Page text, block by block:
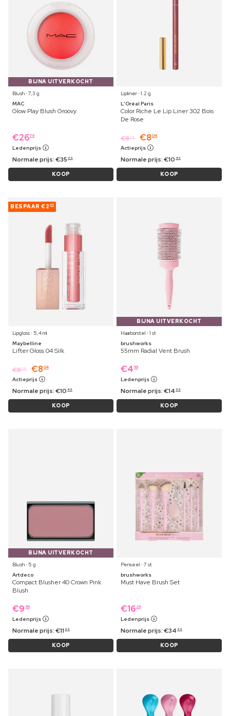
BIJNA UITVERKOCHT
Blush ⋅ 7,3 g
MAC
Glow Play Blush Groovy
€2679
Ledenprijs
Normale prijs:€35 99
KOOP
Lipliner ⋅ 1.2 g
L'Oréal Paris
Color Riche Le Lip Liner 302 Bois
De Rose
€829 €8 04
Actieprijs
Normale prijs:€10 49
KOOP
BESPAAR €2 45
Lipgloss ⋅ 5,4 ml
Maybelline
Lifter Gloss 04 Silk
€829 €8 04
Actieprijs
Normale prijs:€10 49
KOOP
BIJNA UITVERKOCHT
Haarborstel ⋅ 1 st
brushworks
55mm Radial Vent Brush
€4 99
Ledenprijs
Normale prijs:€14 99
KOOP
BIJNA UITVERKOCHT
Blush ⋅ 5 g
Artdeco
Compact Blusher 40 Crown Pink
Blush
€9 59
Ledenprijs
Normale prijs:€11 99
KOOP
Penseel ⋅ 7 st
brushworks
Must Have Brush Set
€16 29
Ledenprijs
Normale prijs:€34 99
KOOP